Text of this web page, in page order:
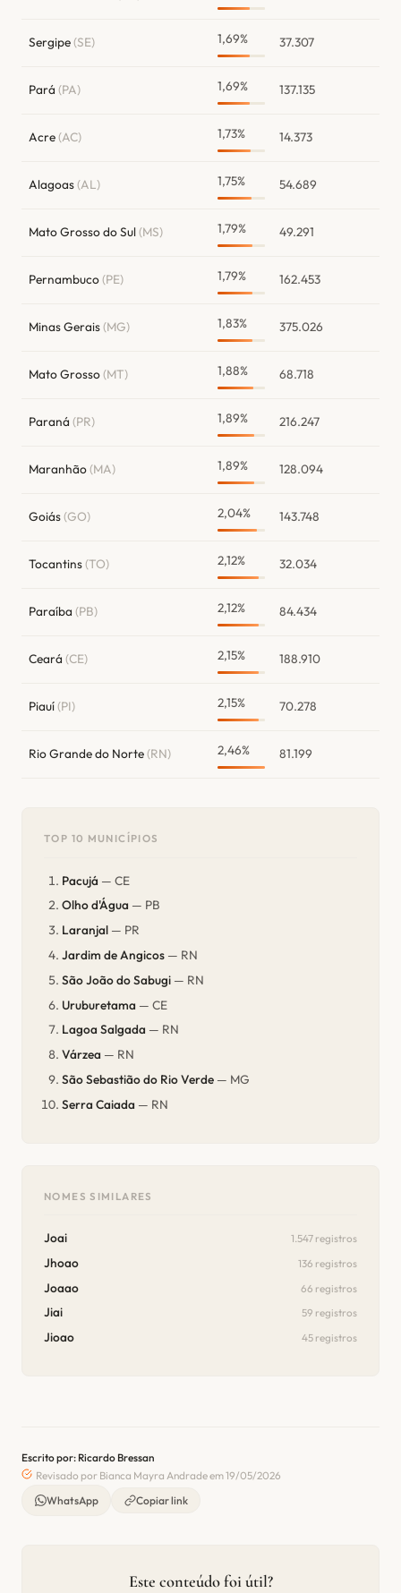
Sergipe(SE) 1,69% 37.307
Pará (PA) 1,69% 137.135
Acre(AC) 1,73% 14.373
Alagoas(AL) 1,75% 54.689
Mato Grosso do Sul(MS) 1,79% 49.291
Pernambuco(PE) 1,79% 162.453
Minas Gerais(MG) 1,83% 375.026
Mato Grosso(MT) 1,88% 68.718
Paraná (PR) 1,89% 216.247
Maranhão(MA) 1,89% 128.094
Goiás(GO) 2,04% 143.748
Tocantins(TO) 2,12% 32.034
Paraíba (PB) 2,12% 84.434
Ceará (CE) 2,15% 188.910
Piauí(PI) 2,15% 70.278
Rio Grande do Norte(RN) 2,46% 81.199
TOP 10 MUNICÍPIOS
Pacujá — CE
Olho d'Água — PB
Laranjal — PR
Jardim de Angicos — RN
São João do Sabugi — RN
Uruburetama — CE
Lagoa Salgada — RN
Várzea — RN
São Sebastião do Rio Verde — MG
Serra Caiada — RN
NOMES SIMILARES
Joai 1.547 registros
Jhoao 136 registros
Joaao 66 registros
Jiai 59 registros
Jioao 45 registros
Escrito por: Ricardo Bressan
Revisado por Bianca Mayra Andrade em 19/05/2026
WhatsApp
Copiar link
Este conteúdo foi útil?